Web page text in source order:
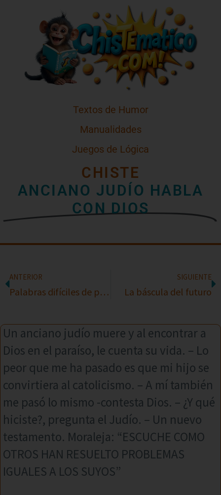
Textos de Humor
Manualidades
Juegos de Lógica
CHISTE
ANCIANO JUDÍO HABLA
CON DIOS
ANTERIOR
Palabras difíciles de pronunciar cuando estas borracho
SIGUIENTE
La báscula del futuro
Un anciano judío muere y al encontrar a
Dios en el paraíso, le cuenta su vida. – Lo
peor que me ha pasado es que mi hijo se
convirtiera al catolicismo. – A mí también
me pasó lo mismo -contesta Dios. – ¿Y qué
hiciste?, pregunta el Judío. – Un nuevo
testamento. Moraleja: “ESCUCHE COMO
OTROS HAN RESUELTO PROBLEMAS
IGUALES A LOS SUYOS”